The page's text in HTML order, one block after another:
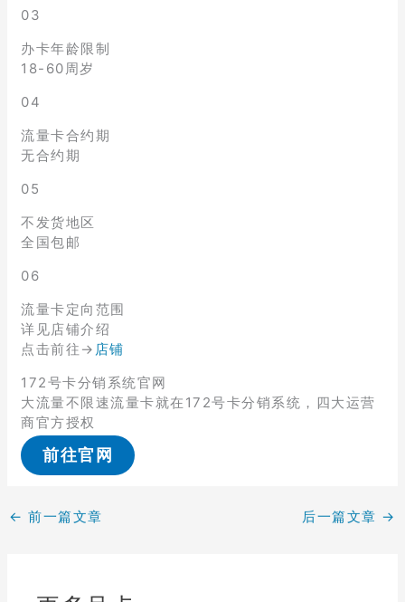
03
办卡年龄限制
18-60周岁
04
流量卡合约期
无合约期
05
不发货地区
全国包邮
06
流量卡定向范围
详见店铺介绍
点击前往→ 店铺
172号卡分销系统官网
大流量不限速流量卡就在172号卡分销系统，四大运营
商官方授权
前往官网
← 前一篇文章 后一篇文章 →